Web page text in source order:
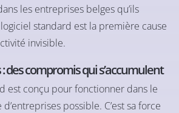
les entreprises belges qu’ils
standard est la première cause
invisible.
: des compromis qui s’accumulent
est conçu pour fonctionner dans le
possible. C’est sa force